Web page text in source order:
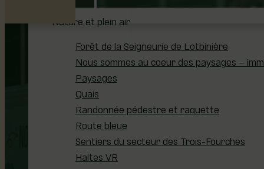
Nature et plein air
Forêt de la Seigneurie de Lotbinière
Nous sommes au coeur des paysages –
Paysages
Quais
Randonnée pédestre et raquette
Route bleue
Sentiers du secteur des Trois-Fourches
Haltes VR